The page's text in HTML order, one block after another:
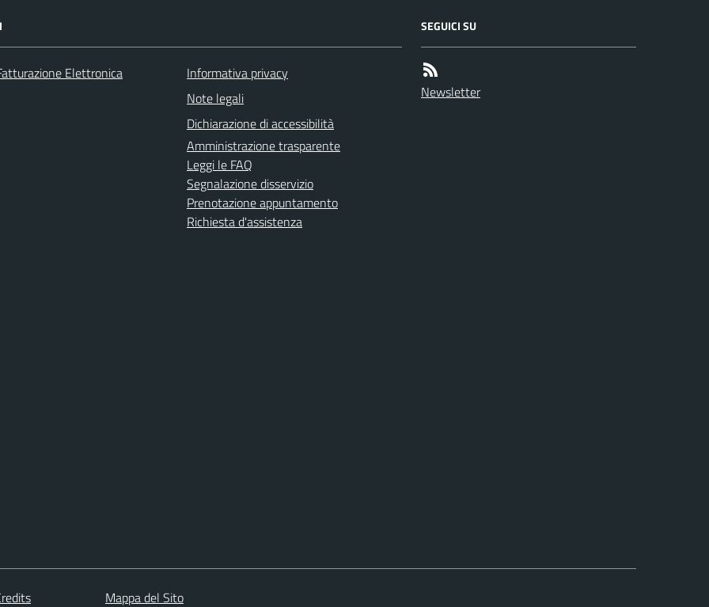
Elettronica
Informativa privacy
Note legali
Dichiarazione di accessibilità
Amministrazione trasparente
Leggi le FAQ
Segnalazione disservizio
Prenotazione appuntamento
Richiesta d'assistenza
SEGUICI SU
Newsletter
Mappa del Sito